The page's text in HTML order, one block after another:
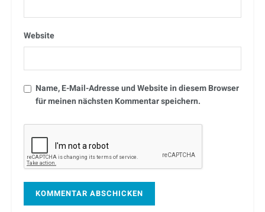
Website
Name, E-Mail-Adresse und Website in diesem Browser
für meinen nächsten Kommentar speichern.